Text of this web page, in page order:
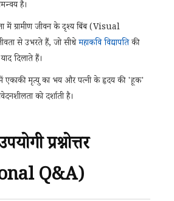
है।
में ग्रामीण जीवन के दृश्य बिंब (Visual
से उभरते हैं, जो सीधेमहाकवि विद्यापतिकी
दिलाते हैं।
एकाकी मृत्यु का भय और पत्नी के हृदय की 'हूक'
को दर्शाती है।
प्रश्नोत्तर
Q&A)